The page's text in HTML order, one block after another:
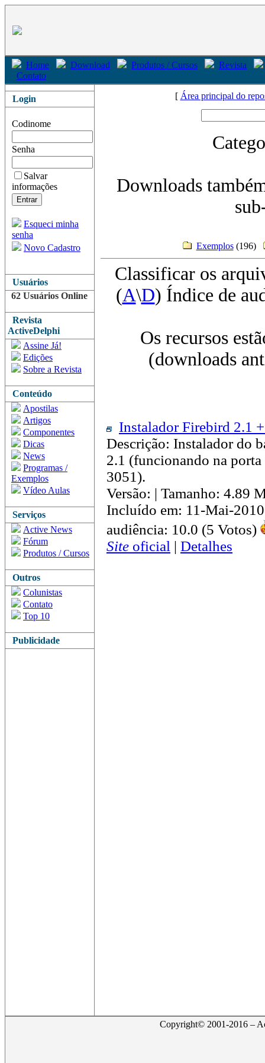
Home Download Produtos / Cursos
Revista
Contato
Login
Codinome
Senha
Salvar
informações
Esqueci minha
senha
Novo Cadastro
Usuários
62 Usuários Online
Revista
ActiveDelphi
Assine Já!
Edições
Sobre a Revista
Conteúdo
Apostilas
Artigos
Componentes
Dicas
News
Programas /
Exemplos
Vídeo Aulas
Serviços
Active News
Fórum
Produtos / Cursos
Outros
Colunistas
Contato
Top 10
Publicidade
[ Área principal do
Downloads
Exemplos(196)
Classificar os
(A\D) Índice de
Os recursos
(downloads
Instalador Firebird 2.1
Descrição: Instalador do
2.1 (funcionando na
3051).
Versão: | Tamanho: 4.89
Incluído em: 11-Mai-
audiência: 10.0 (5 Votos)
Site oficial | Detalhes
Copyright© 2001-2016 –